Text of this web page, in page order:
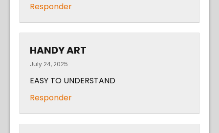
Responder
HANDY ART
July 24, 2025
EASY TO UNDERSTAND
Responder